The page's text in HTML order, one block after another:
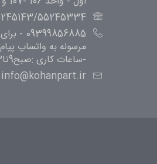
55245334
مرسوله به واتساپ
-ساعات کاری :صبح9تا13وعصر18تا20
info@kohanpart.ir